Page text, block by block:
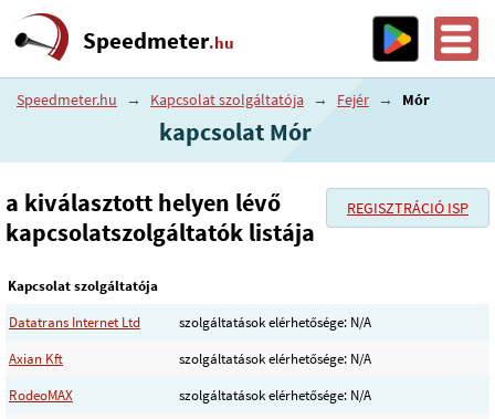
Speedmeter.hu
Speedmeter.hu → Kapcsolat szolgáltatója → Fejér → Mór
kapcsolat Mór
REGISZTRÁCIÓ ISP
a kiválasztott helyen lévő
kapcsolatszolgáltatók listája
Kapcsolat szolgáltatója
Datatrans Internet Ltd
szolgáltatások elérhetősége: N/A
Axian Kft
szolgáltatások elérhetősége: N/A
RodeoMAX
szolgáltatások elérhetősége: N/A